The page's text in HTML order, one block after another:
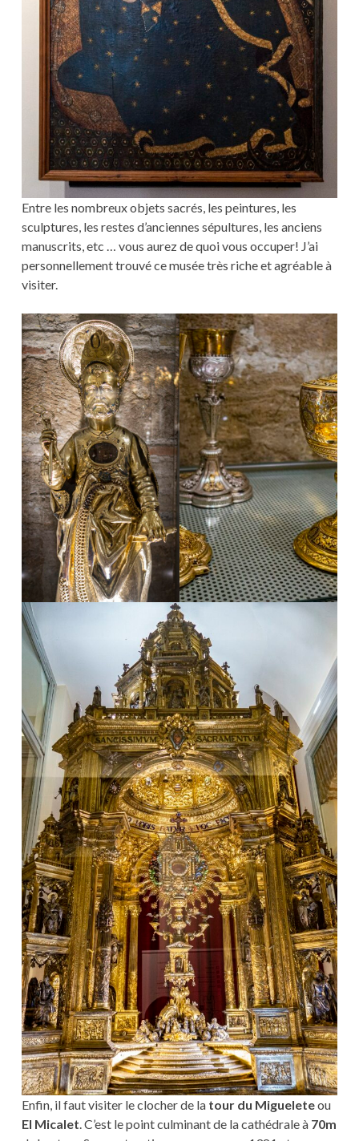
Entre les nombreux objets sacrés, les peintures, les
sculptures, les restes d’anciennes sépultures, les anciens
manuscrits, etc … vous aurez de quoi vous occuper! J’ai
personnellement trouvé ce musée très riche et agréable à
visiter.
Enfin, il faut visiter le clocher de la tour du Migueleteou
El Micalet . C’est le point culminant de la cathédrale à 70m